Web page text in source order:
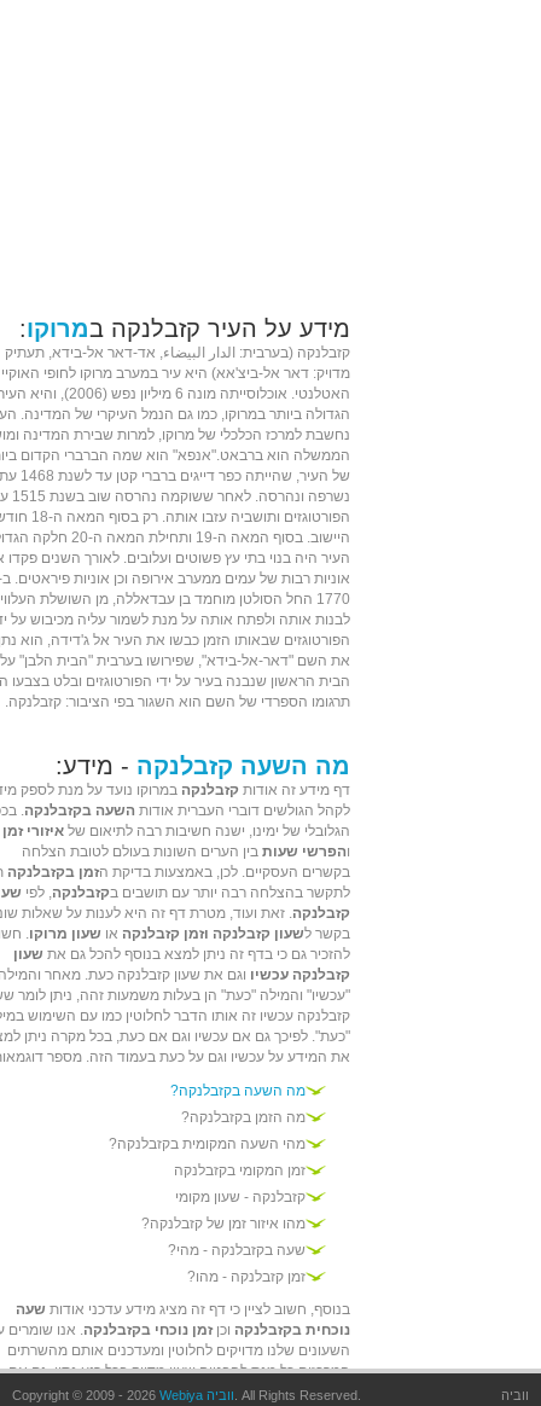
מידע על העיר קזבלנקה במרוקו:
קזבלנקה (בערבית: الدار البيضاء, אד-דאר אל-בידא, תעתיק
מדויק: דאר אל-ביצ'אא) היא עיר במערב מרוקו לחופי
האטלנטי. אוכלוסייתה מונה 6 מיליון נפש (2006), והיא
הגדולה ביותר במרוקו, כמו גם הנמל העיקרי של המדינה.
נחשבת למרכז הכלכלי של מרוקו, למרות שבירת המדינה
הממשלה הוא ברבאט."אנפא" הוא שמה הברברי הקדום
של העיר, שהייתה כפר דייגים ברברי קטן עד לשנת 1468 עת
נשרפה
הפורטוגזים ותושביה עזבו
היישוב. בסוף המאה ה-19 ותחילת המאה
העיר היה בנוי בתי עץ פשוטים ועלובים. לאורך השנים פקדו
אוניות רבות של עמים ממערב אירופה וכן אוניות פיראטים.
1770 החל הסולטן מוחמד בן עבדאללה, מן השושלת
לבנות אותה ולפתח אותה על מנת לשמור עליה מכיבוש על
הפורטוגזים שבאותו הזמן כבשו את העיר אל ג'דידה, הוא
את השם "דאר-אל-בידא", שפירושו בערבית "הבית הלבן"
הבית הראשון שנבנה בעיר על ידי הפורטוגזים ובלט בצבעו
תרגומו הספרדי של השם הוא השגור בפי הציבור: קזבלנקה.
מה השעה קזבלנקה - מידע:
דף מידע זה אודות קזבלנקה במרוקו נועד על מנת לספק
לקהל הגולשים דוברי העברית אודות השעה בקזבלנקה.
הגלובלי של ימינו, ישנה חשיבות רבה לתיאום של איזורי זמן
והפרשי שעות בין הערים השונות בעולם לטובת הצלחה
בקשרים העסקיים. לכן, באמצעות בדיקת הזמן בקזבלנקה
לתקשר בהצלחה רבה יותר עם תושבים בקזבלנקה, לפי
קזבלנקה. זאת ועוד, מטרת דף זה היא לענות על שאלות
בקשר לשעון קזבלנקה וזמן קזבלנקה או שעון מרוקו.
להזכיר גם כי בדף זה ניתן למצא בנוסף להכל גם את שעון
קזבלנקה עכשיו וגם את שעון קזבלנקה כעת. מאחר
"עכשיו" והמילה "כעת" הן בעלות משמעות זהה, ניתן לומר
קזבלנקה עכשיו זה אותו הדבר לחלוטין כמו עם השימוש
"כעת". לפיכך גם אם עכשיו וגם אם כעת, בכל מקרה ניתן
את המידע על עכשיו וגם על כעת בעמוד הזה. מספר
מה השעה בקזבלנקה?
מה הזמן בקזבלנקה?
מהי השעה המקומית בקזבלנקה?
זמן המקומי בקזבלנקה
קזבלנקה - שעון מקומי
מהו איזור זמן של קזבלנקה?
שעה בקזבלנקה - מהי?
זמן קזבלנקה - מהו?
בנוסף, חשוב לציין כי דף זה מציג מידע עדכני אודות שעה
נוכחית בקזבלנקה וכןזמן נוכחי בקזבלנקה. אנו שומרים
השעונים שלנו מדויקים לחלוטין ומעדכנים אותם מהשרתים
המרכזים כל מנת להבטיח שעון מדויק בכל רגע נתון, גם אם
במחשב שלך הזמן המוצג איננו מדוייק - אצלנו הזמן יהיה
ווביה Copyright © 2009 - 2026 Webiya ווביה . All Rights Reserved.